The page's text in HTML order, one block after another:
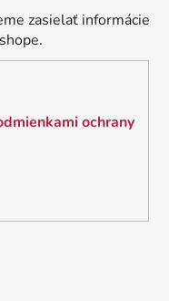
zasielať informácie
ochrany